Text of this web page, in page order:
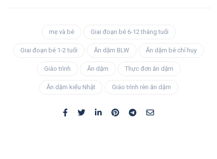
mẹ và bé Giai đoạn bé 6-12 tháng tuổi
Giai đoạn bé 1-2 tuổi Ăn dặm BLW Ăn dặm bé chỉ huy
Giáo trình Ăn dặm Thực đơn ăn dặm
Ăn dặm kiểu Nhật Giáo trình rèn ăn dặm